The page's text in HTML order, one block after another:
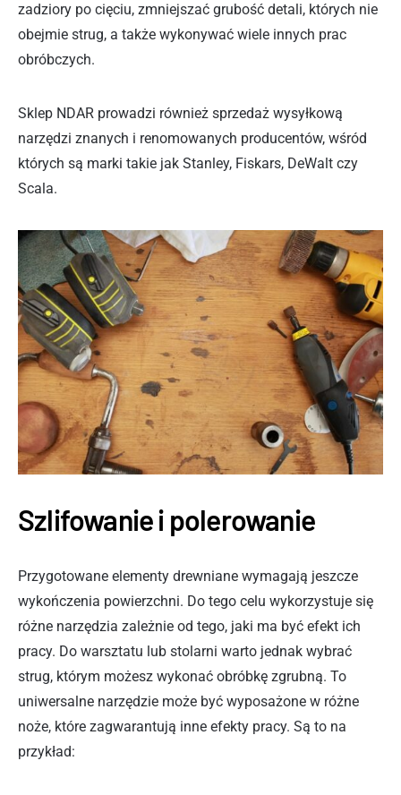
zadziory po cięciu, zmniejszać grubość detali, których nie
obejmie strug, a także wykonywać wiele innych prac
obróbczych.
Sklep NDAR prowadzi również sprzedaż wysyłkową
narzędzi znanych i renomowanych producentów, wśród
których są marki takie jak Stanley, Fiskars, DeWalt czy
Scala.
Szlifowanie i polerowanie
Przygotowane elementy drewniane wymagają jeszcze
wykończenia powierzchni. Do tego celu wykorzystuje się
różne narzędzia zależnie od tego, jaki ma być efekt ich
pracy. Do warsztatu lub stolarni warto jednak wybrać
strug, którym możesz wykonać obróbkę zgrubną. To
uniwersalne narzędzie może być wyposażone w różne
noże, które zagwarantują inne efekty pracy. Są to na
przykład: